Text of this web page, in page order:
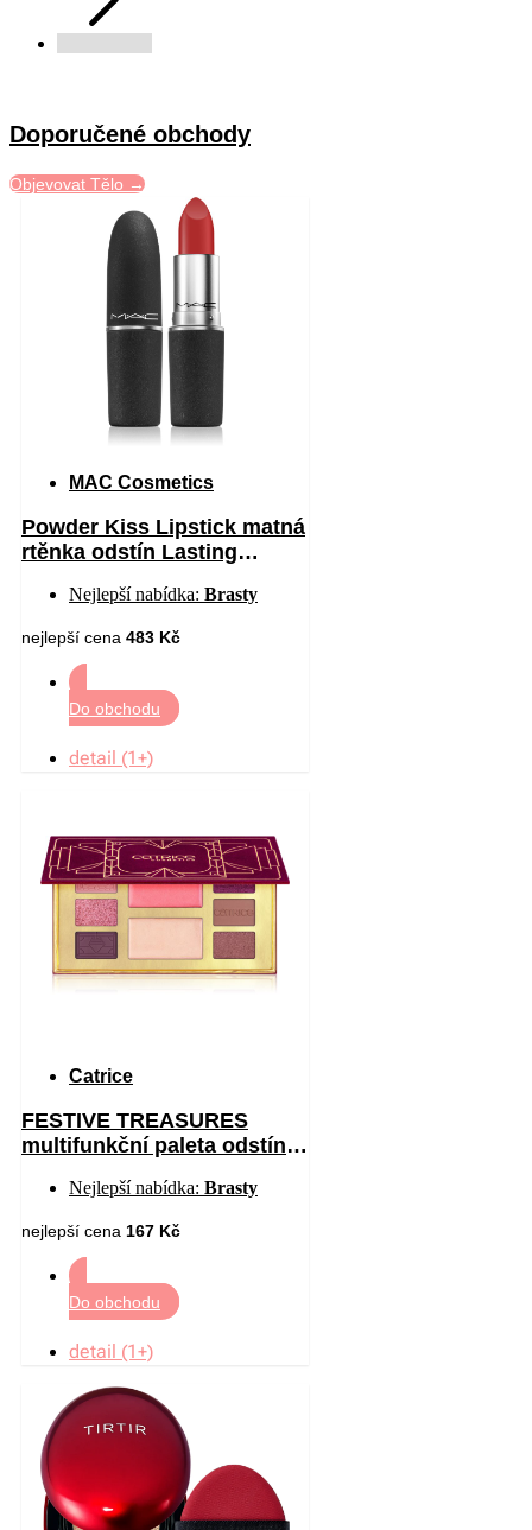
Doporučené obchody
Objevovat Tělo →
MAC Cosmetics
Powder Kiss Lipstick matná
rtěnka odstín Lasting
Nejlepší nabídka: Brasty
nejlepší cena 483 Kč
Do obchodu
detail (1+)
Catrice
FESTIVE TREASURES
multifunkční paleta odstín
Nejlepší nabídka: Brasty
nejlepší cena 167 Kč
Do obchodu
detail (1+)